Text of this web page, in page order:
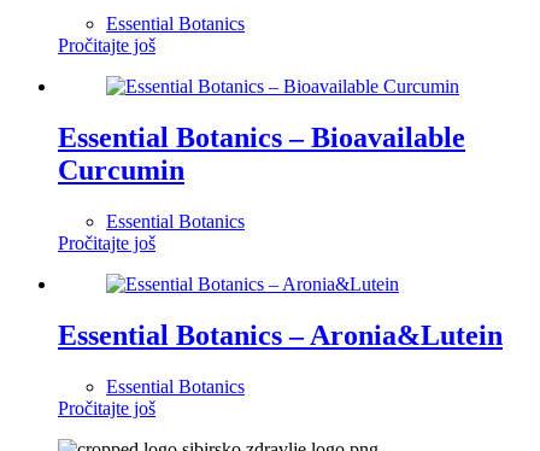
Essential Botanics
Pročitajte još
Essential Botanics – Bioavailable
Curcumin
Essential Botanics
Pročitajte još
Essential Botanics – Aronia&Lutein
Essential Botanics
Pročitajte još